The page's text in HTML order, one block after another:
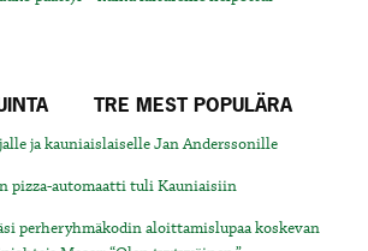
TRE MEST POPULÄRA
ja kauniaislaiselle Jan Anderssonille
pizza-automaatti tuli Kauniaisiin
perheryhmäkodin aloittamislupaa koskevan